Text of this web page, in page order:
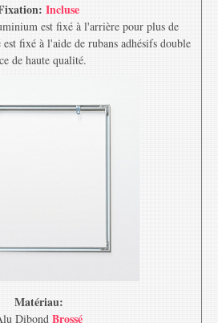
Incluse
est fixé à l'arrière pour plus de
fixé à l'aide de rubans adhésifs double
de haute qualité.
Matériau:
Dibond Brossé